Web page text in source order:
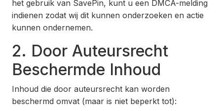
het gebruik van SavePin, kunt u een DMCA-melding
indienen zodat wij dit kunnen onderzoeken en actie
kunnen ondernemen.
2. Door Auteursrecht
Beschermde Inhoud
Inhoud die door auteursrecht kan worden
beschermd omvat (maar is niet beperkt tot):